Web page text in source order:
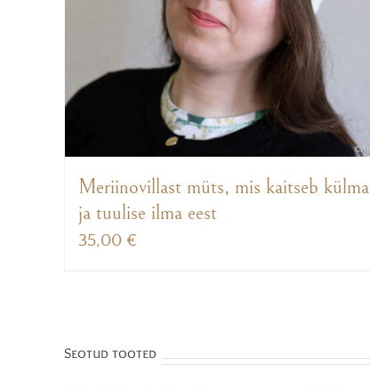
Meriinovillast müts, mis kaitseb külma
ja tuulise ilma eest
35,00 €
Seotud tooted